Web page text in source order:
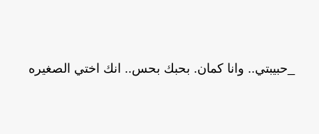
_حبيبتي.. وانا كمان. بحبك بحس.. انك اختي الصغيره